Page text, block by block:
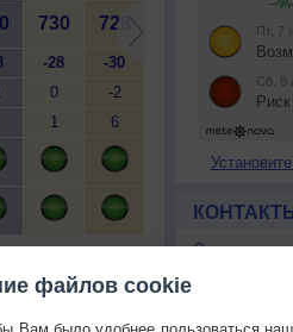
730
-28
0
1
728
-30
-2
6
729
-28
0
0
О проекте
файлов cookie